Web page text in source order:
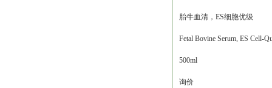
胎牛血清，ES细胞优级
Fetal Bovine Serum, ES Cell-
500ml
询价